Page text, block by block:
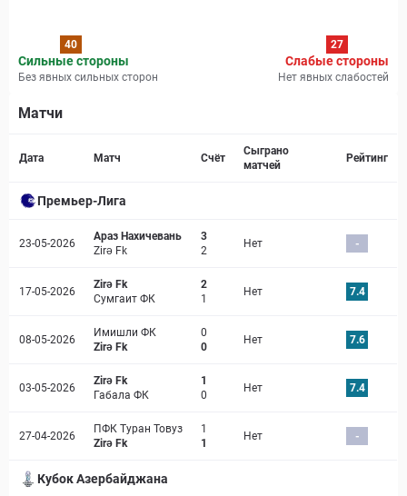
40 27
Сильные стороны
Без явных сильных сторон
Слабые стороны
Нет явных слабостей
Матчи
Страница матча
Дата Матч Счёт
Сыграно
матчей
Рейтинг
Премьер-Лига
23-05-2026
Араз Нахичевань
Zirə Fk
3
2
Нет -
17-05-2026
Zirə Fk
Сумгаит ФК
2
1
Нет 7.4
08-05-2026
Имишли ФК
Zirə Fk
0
0
Нет 7.6
03-05-2026
Zirə Fk
Габала ФК
1
0
Нет 7.4
27-04-2026
ПФК Туран Товуз
Zirə Fk
1
1
Нет -
Кубок Азербайджана